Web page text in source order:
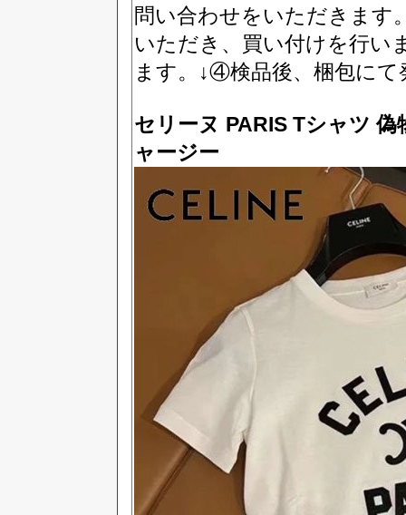
問い合わせをいただきま
いただき、買い付けを行い
ます。↓④検品後、梱包に
セリーヌ PARIS Tシャツ
ャージー